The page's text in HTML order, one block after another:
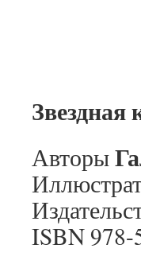
Звездная
Авторы
ISBN 978-